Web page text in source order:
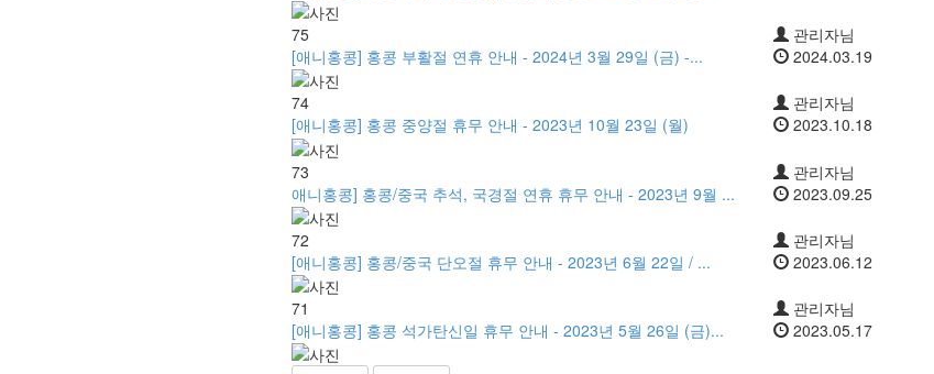
75
[애니홍콩] 홍콩 부활절 연휴 안내 - 2024년 3월 29일 (금) -...
관리자님
2024.03.19
74
[애니홍콩] 홍콩 중양절 휴무 안내 - 2023년 10월 23일 (월)
관리자님
2023.10.18
73
애니홍콩] 홍콩/중국 추석, 국경절 연휴 휴무 안내 - 2023년 9월 ...
관리자님
2023.09.25
72
[애니홍콩] 홍콩/중국 단오절 휴무 안내 - 2023년 6월 22일 / ...
관리자님
2023.06.12
71
[애니홍콩] 홍콩 석가탄신일 휴무 안내 - 2023년 5월 26일 (금)...
관리자님
2023.05.17